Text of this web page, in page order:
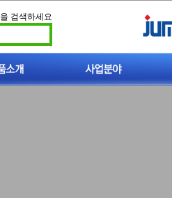
을 검색하세요